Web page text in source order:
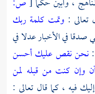
: وتمت كلمة ربك
115 ] . يعني صدقا في الأخبار عدلا في
:نحن نقص عليك أحسن
وإن كنت من قبله لمن
فيه ، كما قال تعالى :